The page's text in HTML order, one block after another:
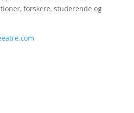
forskere, studerende og